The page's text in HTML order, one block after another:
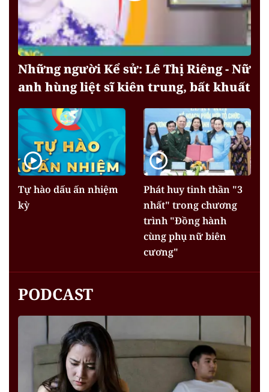
Những người Kể sử: Lê Thị Riêng - Nữ
anh hùng liệt sĩ kiên trung, bất khuất
Tự hào dấu ấn nhiệm
kỳ
Phát huy tinh thần "3
nhất" trong chương
trình "Đồng hành
cùng phụ nữ biên
cương"
PODCAST